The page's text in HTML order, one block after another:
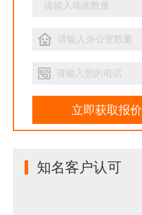
立即获取报价
知名客户认可